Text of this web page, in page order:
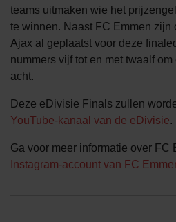
teams uitmaken wie het
te winnen. Naast FC Emmen zijn
Ajax al geplaatst voor deze
nummers vijf tot en met twaalf
acht.
Deze eDivisie Finals zullen
YouTube-kanaal van de eDivisie.
Ga voor meer informatie over FC
Instagram-account van FC